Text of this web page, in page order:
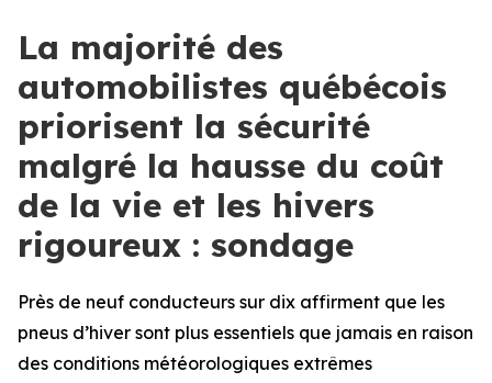
La majorité des
automobilistes québécois
priorisent la sécurité
malgré la hausse du coût
de la vie et les hivers
rigoureux : sondage
Près de neuf conducteurs sur dix affirment que les
pneus d’hiver sont plus essentiels que jamais en raison
des conditions météorologiques extrêmes